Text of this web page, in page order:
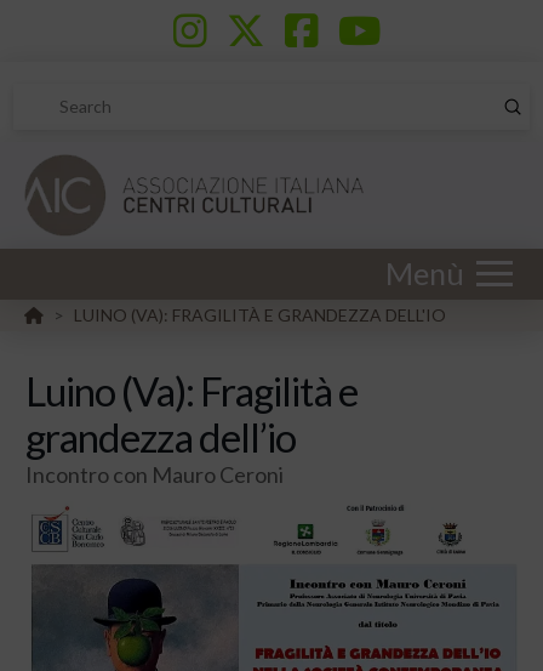
Search
Menù
HOME
> LUINO (VA): FRAGILITÀ E GRANDEZZA DELL'IO
Luino (Va): Fragilità e
grandezza dell’io
Incontro con Mauro Ceroni